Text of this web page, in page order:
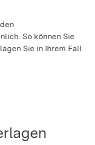
So können Sie
Sie in Ihrem Fall